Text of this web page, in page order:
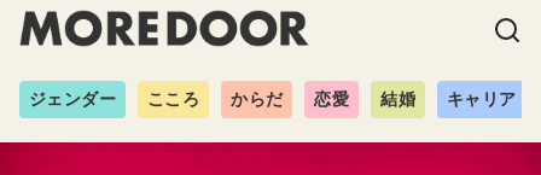
ジェンダー こころ からだ 恋愛 結婚 キャリア